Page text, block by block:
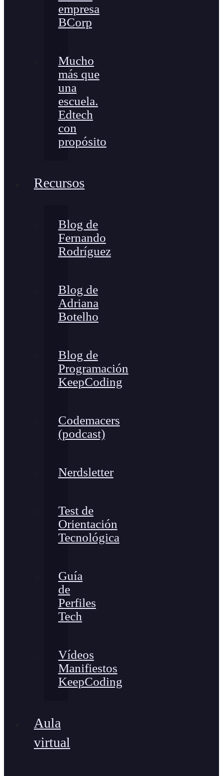
empresa
BCorp
Mucho
más que
una
escuela.
Edtech
con
propósito
Recursos
Blog de
Fernando
Rodríguez
Blog de
Adriana
Botelho
Blog de
Programación
KeepCoding
Codemacers
(podcast)
Nerdsletter
Test de
Orientación
Tecnológica
Guía
de
Perfiles
Tech
Vídeos
Manifiestos
KeepCoding
Aula
virtual